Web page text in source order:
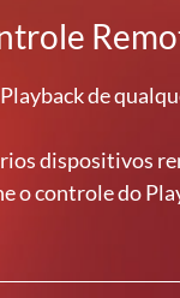
de
dispositivos
o controle do